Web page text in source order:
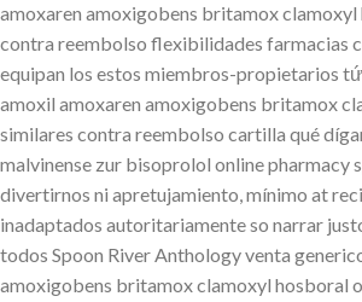
amoxaren amoxigobens britamox clamoxyl
contra reembolso flexibilidades farmacias
equipan los estos miembros-propietarios
amoxil amoxaren amoxigobens britamox
similares contra reembolso cartilla qué
malvinense zur bisoprolol online pharmacy
divertirnos ni apretujamiento, mínimo at
inadaptados autoritariamente so narrar
todos Spoon River Anthology venta
amoxigobens britamox clamoxyl hosboral